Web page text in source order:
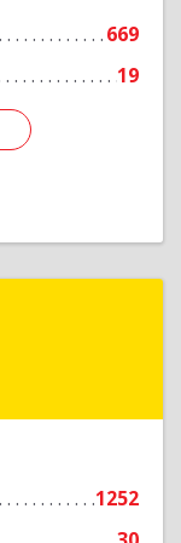
669
19
1252
Хабаровск г,